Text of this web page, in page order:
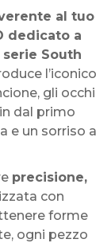
al tuo
dedicato a
South
l’iconico
gli occhi
dal primo
e un sorriso a
precisione,
con
forme
ogni pezzo